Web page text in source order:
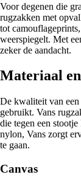
Voor degenen die
rugzakken met
tot
weerspiegelt. Met
zeker de aandacht.
Materiaal
De kwaliteit van een
gebruikt. Vans
die tegen een
nylon, Vans zorgt
te gaan.
Canvas